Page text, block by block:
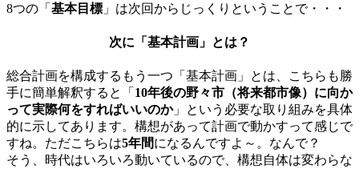
8つの「 基本目標 」は次回からじっくりということで・・・
次に「基本計画」とは？
総合計画を構成するもう一つ「基本計画」とは、こちらも勝
手に簡単解釈すると「 10年後の野々市 （将来都市像） に向か
って実際何をすればいいのか」という必要な取り組みを具体
的に示してあります。構想があって計画で動かすって感じで
すね。ただこちらは5年間になるんですよ～。なんで？
そう、時代はいろいろ動いているので、構想自体は変わらな